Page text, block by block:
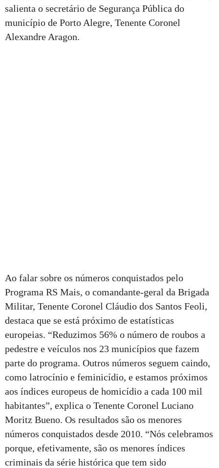
salienta o secretário de Segurança Pública do
município de Porto Alegre, Tenente Coronel
Alexandre Aragon.
Ao falar sobre os números conquistados pelo
Programa RS Mais, o comandante-geral da Brigada
Militar, Tenente Coronel Cláudio dos Santos Feoli,
destaca que se está próximo de estatísticas
europeias. “Reduzimos 56% o número de roubos a
pedestre e veículos nos 23 municípios que fazem
parte do programa. Outros números seguem caindo,
como latrocínio e feminicídio, e estamos próximos
aos índices europeus de homicídio a cada 100 mil
habitantes”, explica o Tenente Coronel Luciano
Moritz Bueno. Os resultados são os menores
números conquistados desde 2010. “Nós celebramos
porque, efetivamente, são os menores índices
criminais da série histórica que tem sido